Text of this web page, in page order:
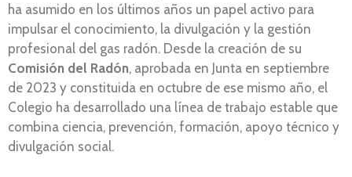
ha asumido en los últimos años un papel activo para
impulsar el conocimiento, la divulgación y la gestión
profesional del gas radón. Desde la creación de su
Comisión del Radón, aprobada en Junta en septiembre
de 2023 y constituida en octubre de ese mismo año, el
Colegio ha desarrollado una línea de trabajo estable que
combina ciencia, prevención, formación, apoyo técnico y
divulgación social.